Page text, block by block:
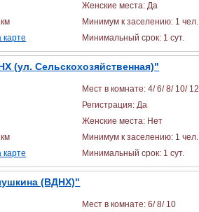
Женские места: Да
Минимум к заселению: 1 чел.
Минимальный срок: 1 сут.
(ул. Сельскохозяйственная)"
Мест в комнате: 4/ 6/ 8/ 10/ 12
Регистрация: Да
Женские места: Нет
Минимум к заселению: 1 чел.
Минимальный срок: 1 сут.
(ВДНХ)"
Мест в комнате: 6/ 8/ 10